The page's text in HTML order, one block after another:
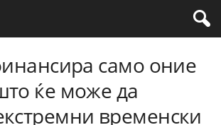
само оние
ќе може да
временски